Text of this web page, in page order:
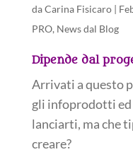
daCarina Fisicaro|
PRO, News dal Blog
Dipende dal
Arrivati a questo
gli infoprodotti
lanciarti, ma che
creare?